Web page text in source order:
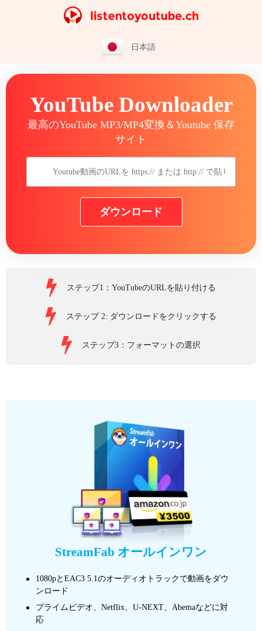
日本語
YouTube Downloader
最高のYouTube MP3/MP4変換＆Youtube 保存
サイト
ダウンロード
ステップ1：YouTubeのURLを貼り付ける
ステップ 2: ダウンロードをクリックする
ステップ3：フォーマットの選択
StreamFab オールインワン
1080pとEAC3 5.1のオーディオトラックで動画をダウ
ンロード
プライムビデオ、Netflix、U-NEXT、Abemaなどに対
応